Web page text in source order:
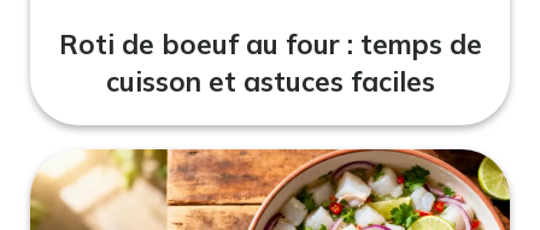
Roti de boeuf au four : temps de
cuisson et astuces faciles